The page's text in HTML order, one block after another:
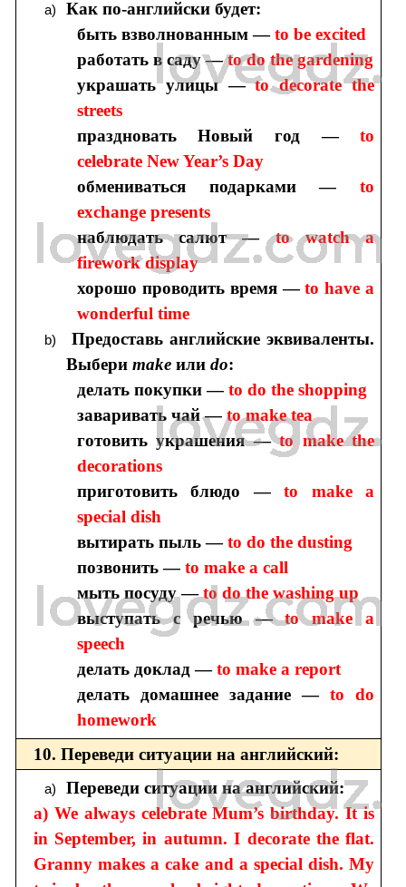
Как по-английски будет:
быть взволнованным —to be excited
работать в саду —to do the gardening
украшать улицы —to decorate the
streets
праздновать Новый год —to
celebrate New Year’s Day
обмениваться подарками — to
exchange presents
наблюдать салют —to watch a
firework display
хорошо проводить время —to have a
wonderful time
Предоставь английские эквиваленты.
Выбери make или do:
делать покупки —to do the shopping
заваривать чай —to make tea
готовить украшения —to make the
decorations
приготовить блюдо —to make a
special dish
вытирать пыль —to do the dusting
позвонить —to make a call
мыть посуду —to do the washing up
выступать с речью —to make a
speech
делать доклад —to make a report
делать домашнее задание —to do
homework
10. Переведи ситуации на английский:
Переведи ситуации на английский:
a) We always celebrate Mum’s birthday. It is
in September, in autumn. I decorate the flat.
Granny makes a cake and a special dish. My